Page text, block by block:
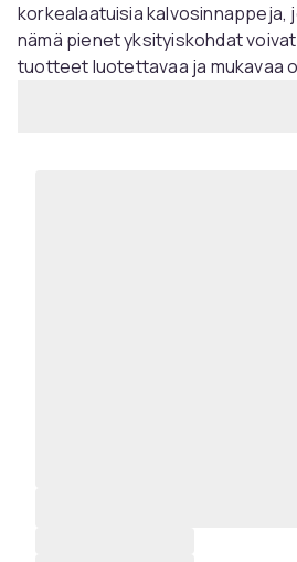
korkealaatuisia kalvosinnappeja,
nämä pienet yksityiskohdat
tuotteet luotettavaa ja mukavaa